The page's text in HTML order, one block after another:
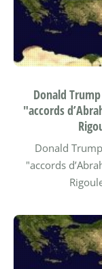
Donald
"accords
Donald
"accords